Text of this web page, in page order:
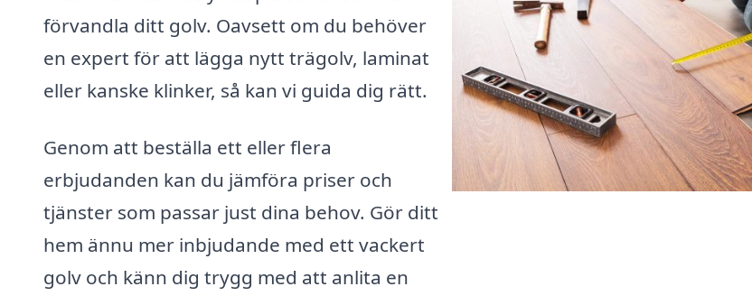
förvandla ditt golv. Oavsett om du behöver
en expert för att lägga nytt trägolv, laminat
eller kanske klinker, så kan vi guida dig rätt.
Genom att beställa ett eller flera
erbjudanden kan du jämföra priser och
tjänster som passar just dina behov. Gör ditt
hem ännu mer inbjudande med ett vackert
golv och känn dig trygg med att anlita en